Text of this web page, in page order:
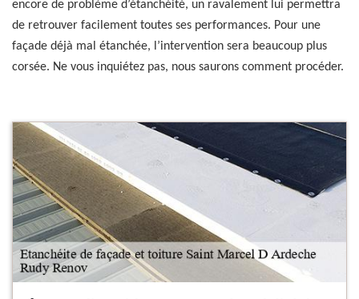
encore de problème d’étanchéité, un ravalement lui permettra
de retrouver facilement toutes ses performances. Pour une
façade déjà mal étanchée, l’intervention sera beaucoup plus
corsée. Ne vous inquiétez pas, nous saurons comment procéder.